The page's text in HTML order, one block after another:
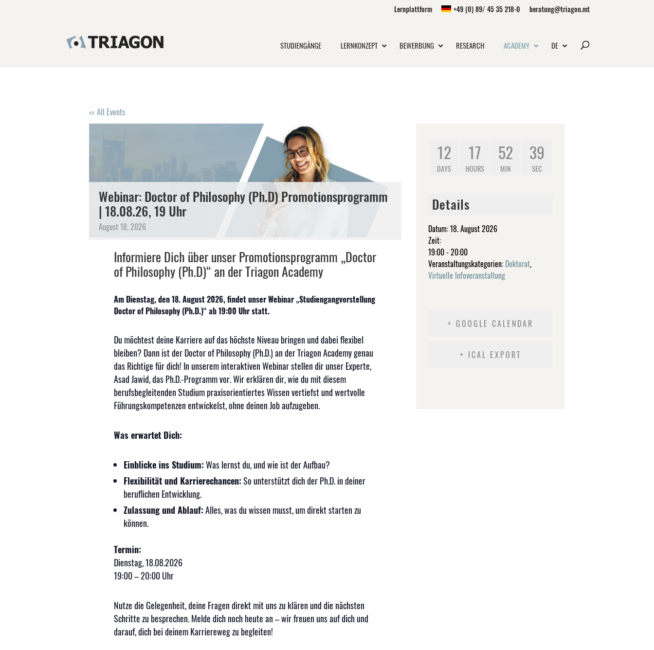
Lernplattform +49 (0) 89/ 45 35 218-0 beratung@triagon.mt
STUDIENGÄNGE LERNKONZEPT BEWERBUNG RESEARCH ACADEMY DE
<< All Events
Webinar: Doctor of Philosophy (Ph.D) Promotionsprogramm
| 18.08.26, 19 Uhr
August18,2026
Informiere Dich über unser Promotionsprogramm „Doctor
of Philosophy (Ph.D)“ an der Triagon Academy
Am Dienstag, den 18. August 2026, findet unser Webinar „Studiengangvorstellung
Doctor of Philosophy (Ph.D.)“ ab 19:00 Uhr statt.
Du möchtest deine Karriere auf das höchste Niveau bringen und dabei flexibel
bleiben? Dann ist der Doctor of Philosophy (Ph.D.) an der Triagon Academy genau
das Richtige für dich! In unserem interaktiven Webinar stellen dir unser Experte,
Asad Jawid, das Ph.D.-Programm vor. Wir erklären dir, wie du mit diesem
berufsbegleitenden Studium praxisorientiertes Wissen vertiefst und wertvolle
Führungskompetenzen entwickelst, ohne deinen Job aufzugeben.
Was erwartet Dich:
Einblicke ins Studium:Was lernst du, und wie ist der Aufbau?
Flexibilität und Karrierechancen:So unterstützt dich der Ph.D. in deiner
beruflichen Entwicklung.
Zulassung und Ablauf:Alles, was du wissen musst, um direkt starten zu
können.
Termin:
Dienstag, 18.08.2026
19:00 – 20:00 Uhr
Nutze die Gelegenheit, deine Fragen direkt mit uns zu klären und die nächsten
Schritte zu besprechen. Melde dich noch heute an – wir freuen uns auf dich und
darauf, dich bei deinem Karriereweg zu begleiten!
12
DAYS
17
HOURS
52
MIN
39
SEC
Details
Datum:18. August 2026
Zeit:
19:00 - 20:00
Veranstaltungskategorien: Doktorat,
Virtuelle Infoveranstaltung
+ GOOGLE CALENDAR
+ ICAL EXPORT